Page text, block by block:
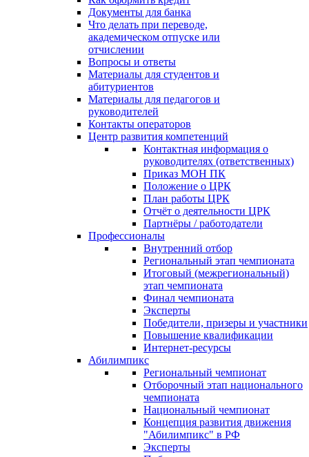
Документы для банка
Что делать при переводе,
академическом отпуске или
отчислении
Вопросы и ответы
Материалы для студентов и
абитуриентов
Материалы для педагогов и
руководителей
Контакты операторов
Центр развития компетенций
Контактная информация о
руководителях (ответственных)
Приказ МОН ПК
Положение о ЦРК
План работы ЦРК
Отчёт о деятельности ЦРК
Партнёры / работодатели
Профессионалы
Внутренний отбор
Региональный этап чемпионата
Итоговый (межрегиональный)
этап чемпионата
Финал чемпионата
Эксперты
Победители, призеры и участники
Повышение квалификации
Интернет-ресурсы
Абилимпикс
Региональный чемпионат
Отборочный этап национального
чемпионата
Национальный чемпионат
Концепция развития движения
"Абилимпикс" в РФ
Эксперты